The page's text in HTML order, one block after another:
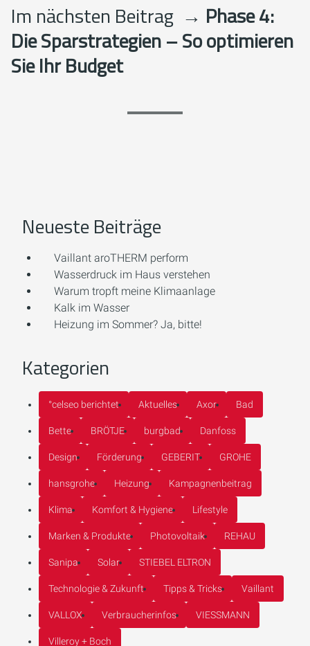
Im nächsten Beitrag → Phase 4:
Die Sparstrategien – So optimieren
Sie Ihr Budget
Neueste Beiträge
Vaillant aroTHERM perform
Wasserdruck im Haus verstehen
Warum tropft meine Klimaanlage
Kalk im Wasser
Heizung im Sommer? Ja, bitte!
Kategorien
°celseo berichtet Aktuelles Axor Bad
Bette BRÖTJE burgbad Danfoss
Design Förderung GEBERIT GROHE
hansgrohe Heizung Kampagnenbeitrag
Klima Komfort & Hygiene Lifestyle
Marken & Produkte Photovoltaik REHAU
Sanipa Solar STIEBEL ELTRON
Technologie & Zukunft Tipps & Tricks Vaillant
VALLOX Verbraucherinfos VIESSMANN
Villeroy + Boch